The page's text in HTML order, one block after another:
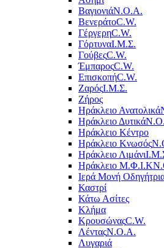
ΒαγιονιάΝ.Ο.Α.
ΒενεράτοC.W.
ΓέργερηC.W.
ΓόρτυναΙ.Μ.Σ.
ΓούβεςC.W.
ΈμπαροςC.W.
ΕπισκοπήC.W.
ΖαρόςΙ.Μ.Σ.
Ζήρος
Ηράκλειο Ανατολικά
Ηράκλειο Δυτικά
Ηράκλειο Κέντρο
Ηράκλειο Κνωσός
Ηράκλειο Λιμάνι
Ηράκλειο Μ.Φ.Ι.Κ
Ιερά Μονή
Καστρί
Κάτω Ασίτες
Κλήμα
ΚρουσώναςC.W.
ΛένταςΝ.Ο.Α.
Λυγαριά